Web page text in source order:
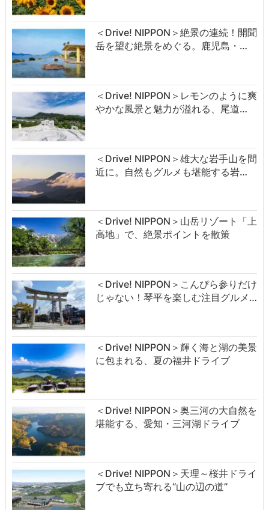
＜Drive! NIPPON＞絶景の連続！開聞
岳を望む絶景をめぐる。鹿児島・…
＜Drive! NIPPON＞レモンのように爽
やかな風景と魅力が溢れる、尾道…
＜Drive! NIPPON＞雄大な岩手山を間
近に。自然もグルメも堪能する岩…
＜Drive! NIPPON＞山岳リゾート「上
高地」で、絶景ポイントを散策
＜Drive! NIPPON＞こんぴら参りだけ
じゃない！琴平を楽しむ注目グルメ…
＜Drive! NIPPON＞輝く海と湖の美景
に包まれる、夏の福井ドライブ
＜Drive! NIPPON＞奥三河の大自然を
堪能する、愛知・三河湖ドライブ
＜Drive! NIPPON＞天理～桜井ドライ
ブでも立ち寄れる“山の辺の道”